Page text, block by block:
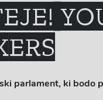
parlament, ki bodo